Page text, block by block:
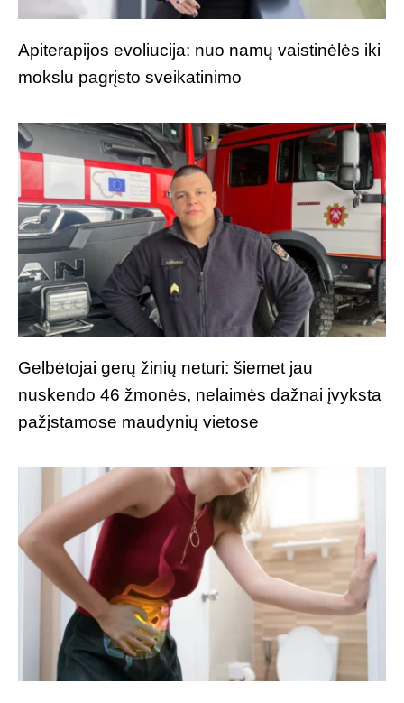
Apiterapijos evoliucija: nuo namų vaistinėlės iki
mokslu pagrįsto sveikatinimo
Gelbėtojai gerų žinių neturi: šiemet jau
nuskendo 46 žmonės, nelaimės dažnai įvyksta
pažįstamose maudynių vietose